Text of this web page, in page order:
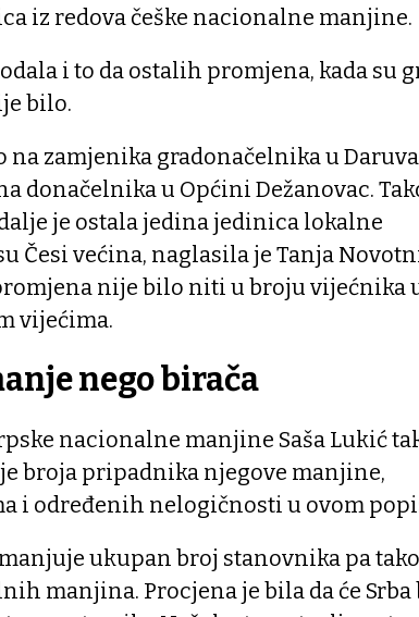
iz redova češke nacionalne manjine.
i to da ostalih promjena, kada su
bilo.
na zamjenika gradonačelnika u
donačelnika u Općini Dežanovac.
je ostala jedina jedinica lokalne
Česi većina, naglasila je Tanja
nije bilo niti u broju vijećnika
vijećima.
nego birača
nacionalne manjine Saša Lukić
broja pripadnika njegove manjine,
i određenih nelogičnosti u ovom
ukupan broj stanovnika pa
manjina. Procjena je bila da će Srba